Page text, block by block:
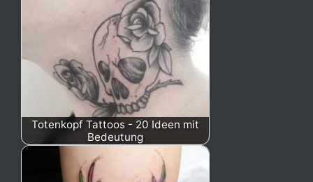
Totenkopf Tattoos - 20 Ideen mit
Bedeutung